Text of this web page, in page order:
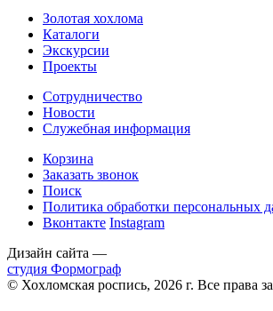
Золотая хохлома
Каталоги
Экскурсии
Проекты
Сотрудничество
Новости
Служебная информация
Корзина
Заказать звонок
Поиск
Политика обработки персональных
Вконтакте Instagram
Дизайн сайта —
студия Формограф
© Хохломская роспись, 2026 г. Все права